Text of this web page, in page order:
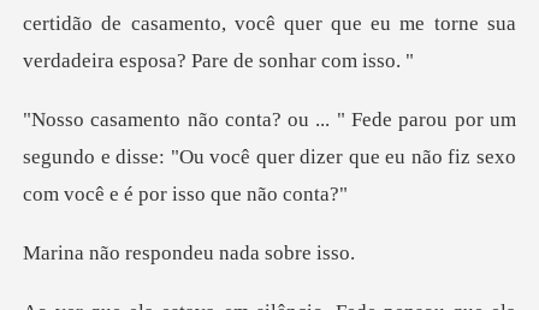
certidão de casamento, você quer que eu me torne
or um
segundo e disse: "Ou você quer dizer que eu
espondeu nad